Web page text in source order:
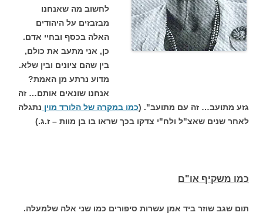
לחשוב מה שאנחנו
מבזבזים על היהודים
האלה בכסף ובחיי אדם.
כן, אני מתעב את כולם,
בין שהם ציונים ובין שלא.
מדוע נרתע מן האמת?
אנחנו שונאים אותם… זה
גזע מתועב… זה עם מתועב". ( כמו במקרה של הלורד מויןנתגלה
לאחר שנים שאצ"ל ולח"י צדקו בכך שראו בו בן מוות – ז.ג.)
כמו משקיף או"ם
תום שגב שוזר ביד אמן עשרות סיפורים כמו שני אלה שלמעלה.